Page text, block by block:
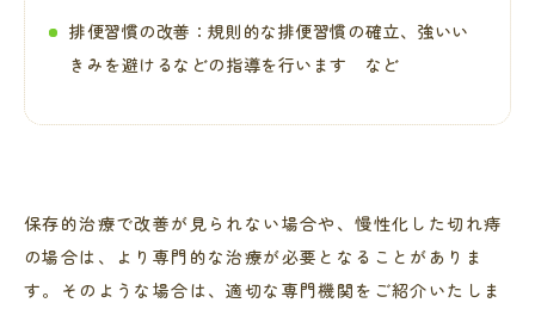
排便習慣の改善：規則的な排便習慣の確立、強いい
きみを避けるなどの指導を行います など
保存的治療で改善が見られない場合や、慢性化した切れ痔
の場合は、より専門的な治療が必要となることがありま
す。そのような場合は、適切な専門機関をご紹介いたしま